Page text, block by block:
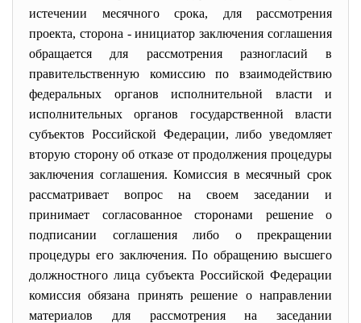
истечении месячного срока, для рассмотрения
проекта, сторона - инициатор заключения соглашения
обращается для рассмотрения разногласий в
правительственную комиссию по взаимодействию
федеральных органов исполнительной власти и
исполнительных органов государственной власти
субъектов Российской Федерации, либо уведомляет
вторую сторону об отказе от продолжения процедуры
заключения соглашения. Комиссия в месячный срок
рассматривает вопрос на своем заседании и
принимает согласованное сторонами решение о
подписании соглашения либо о прекращении
процедуры его заключения. По обращению высшего
должностного лица субъекта Российской Федерации
комиссия обязана принять решение о направлении
материалов для рассмотрения на заседании